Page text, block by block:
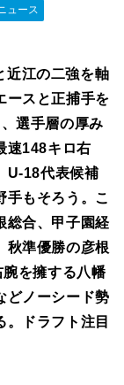
ュース
近江の二強を軸
ースと正捕手を
選手層の厚み
速148キロ右
U-18代表候補
手もそろう。こ
総合、甲子園経
秋準優勝の彦根
を擁する八幡
どノーシード勢
ドラフト注目